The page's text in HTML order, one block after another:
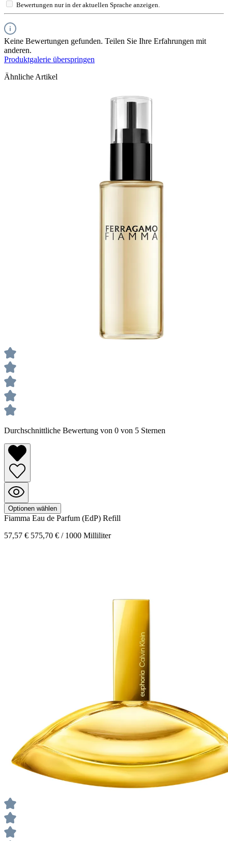
Bewertungen nur in der aktuellen Sprache anzeigen.
Keine Bewertungen gefunden. Teilen Sie Ihre Erfahrungen mit
anderen.
Produktgalerie überspringen
Ähnliche Artikel
Durchschnittliche Bewertung von 0 von 5 Sternen
Optionen wählen
Fiamma Eau de Parfum (EdP) Refill
57,57 € 575,70 € / 1000 Milliliter